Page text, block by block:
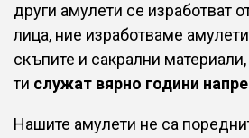
други амулети се изработват
лица, ние изработваме
скъпите и сакрални
ти служат вярно години
Нашите амулети не са